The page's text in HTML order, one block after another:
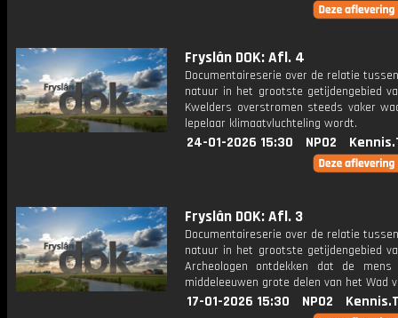
Fryslân DOK: Afl. 4
Documentaireserie over de relatie
natuur in het grootste getijdengebied
Kwelders overstromen steeds vaker
lepelaar klimaatvluchteling wordt.
24-01-2026 15:30 NPO2
Fryslân DOK: Afl. 3
Documentaireserie over de relatie
natuur in het grootste getijdengebied
Archeologen ontdekken dat de
middeleeuwen grote delen van het Wad
17-01-2026 15:30 NPO2